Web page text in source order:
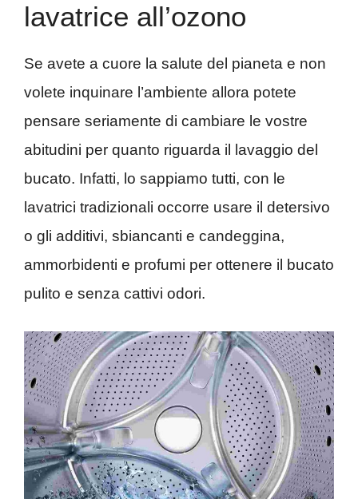
lavatrice all’ozono
Se avete a cuore la salute del pianeta e non
volete inquinare l’ambiente allora potete
pensare seriamente di cambiare le vostre
abitudini per quanto riguarda il lavaggio del
bucato. Infatti, lo sappiamo tutti, con le
lavatrici tradizionali occorre usare il detersivo
o gli additivi, sbiancanti e candeggina,
ammorbidenti e profumi per ottenere il bucato
pulito e senza cattivi odori.